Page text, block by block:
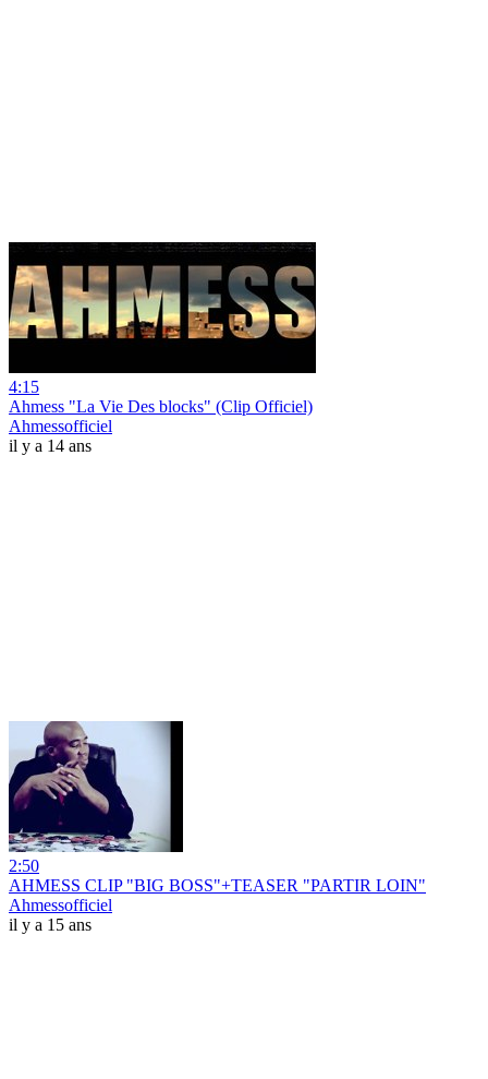
4:15
Ahmess "La Vie Des blocks" (Clip Officiel)
Ahmessofficiel
il y a 14 ans
2:50
AHMESS CLIP "BIG BOSS"+TEASER "PARTIR LOIN"
Ahmessofficiel
il y a 15 ans